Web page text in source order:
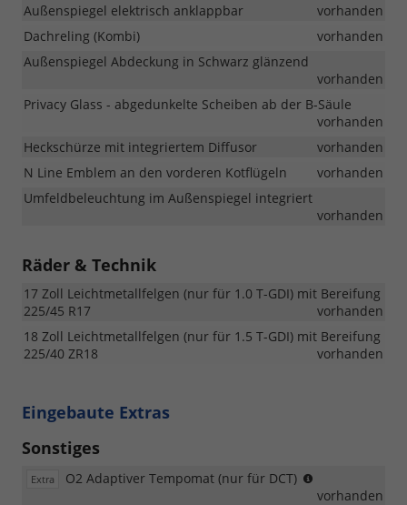
Außenspiegel elektrisch anklappbar
vorhanden
Dachreling (Kombi)
vorhanden
Außenspiegel Abdeckung in Schwarz glänzend
vorhanden
Privacy Glass - abgedunkelte Scheiben ab der B-Säule
vorhanden
Heckschürze mit integriertem Diffusor
vorhanden
N Line Emblem an den vorderen Kotflügeln
vorhanden
Umfeldbeleuchtung im Außenspiegel integriert
vorhanden
Räder & Technik
17 Zoll Leichtmetallfelgen (nur für 1.0 T-GDI) mit Bereifung
225/45 R17
vorhanden
18 Zoll Leichtmetallfelgen (nur für 1.5 T-GDI) mit Bereifung
225/40 ZR18
vorhanden
Eingebaute Extras
Sonstiges
Extra O2 Adaptiver Tempomat (nur für DCT)
vorhanden